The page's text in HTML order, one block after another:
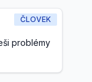
ČLOVEK
problémy